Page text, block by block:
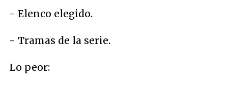
- Elenco elegido.
- Tramas de la serie.
Lo peor: